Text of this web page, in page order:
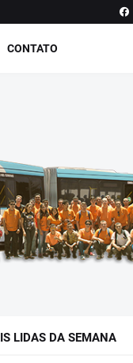
CONTATO
LIDAS DA SEMANA